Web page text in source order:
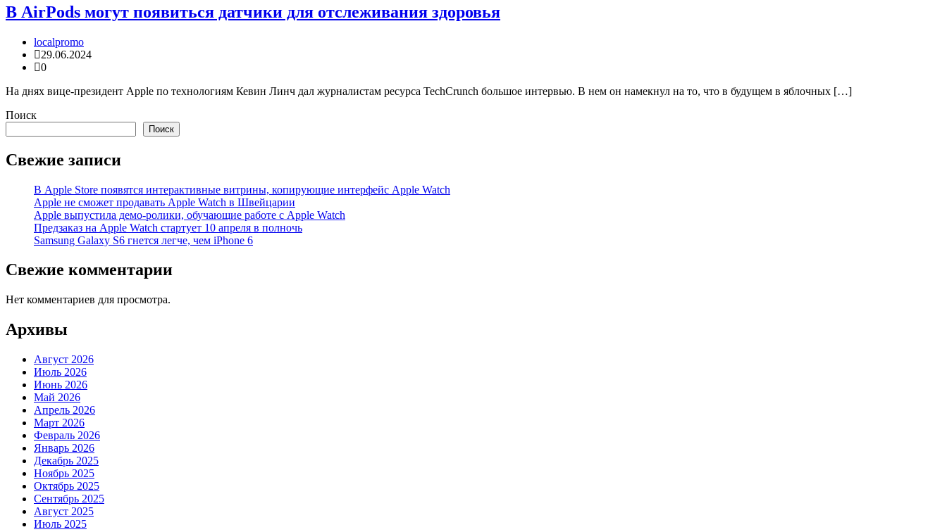
В AirPods могут появиться датчики для отслеживания здоровья
localpromo
29.06.2024
0
На днях вице-президент Apple по технологиям Кевин Линч дал журналистам ресурса TechCrunch большое интервью. В нем он намекнул на то, что в будущем в яблочных […]
Поиск
Поиск
Свежие записи
В Apple Store появятся интерактивные витрины, копирующие интерфейс Apple Watch
Apple не сможет продавать Apple Watch в Швейцарии
Apple выпустила демо-ролики, обучающие работе с Apple Watch
Предзаказ на Apple Watch стартует 10 апреля в полночь
Samsung Galaxy S6 гнется легче, чем iPhone 6
Свежие комментарии
Нет комментариев для просмотра.
Архивы
Август 2026
Июль 2026
Июнь 2026
Май 2026
Апрель 2026
Март 2026
Февраль 2026
Январь 2026
Декабрь 2025
Ноябрь 2025
Октябрь 2025
Сентябрь 2025
Август 2025
Июль 2025